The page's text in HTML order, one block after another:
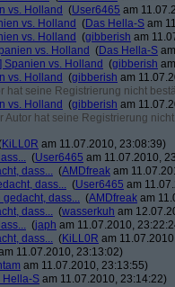
vs. Holland (User6465 am
vs. Holland (Das Hella-S am
vs. Holland (gibberish am
vs. Holland (Das Hella-S
Spanien vs. Holland (gibberish
vs. Holland (gibberish am
hat seine Registrierung nicht
vs. Holland (gibberish am
Autor hat seine Registrierung
KiLL0R am 11.07.2010, 23:08:39)
(User6465 am 11.07.2010,
dass... (AMDfreak am
dass... (User6465 am
dass... (AMDfreak am
dass... (wasserkuh am
(japh am 11.07.2010,
dass... (KiLL0R am
11.07.2010, 23:13:02)
am 11.07.2010, 23:13:55)
Hella-S am 11.07.2010, 23:14:22)